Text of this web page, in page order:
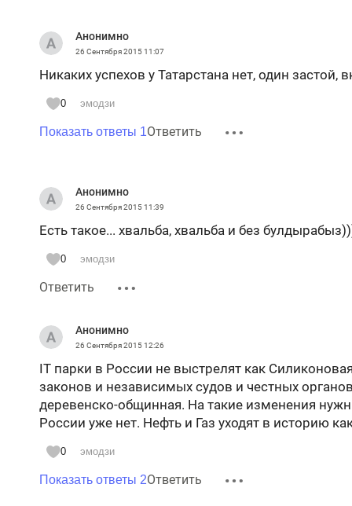
Анонимно
26 Сентября 201511:07
Никаких успехов у Татарстана нет, один застой,
0 эмодзи
Показать ответы 1Ответить
Анонимно
26 Сентября 201511:39
Есть такое... хвальба, хвальба и без
0 эмодзи
Ответить
Анонимно
26 Сентября 201512:26
IT парки в России не выстрелят как
законов и независимых судов и честных
деревенско-общинная. На такие изменения
России уже нет. Нефть и Газ уходят в историю
0 эмодзи
Показать ответы 2Ответить